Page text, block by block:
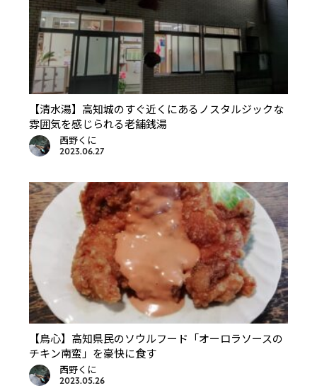
【清水湯】高知城のすぐ近くにあるノスタルジックな
雰囲気を感じられる老舗銭湯
西野くに
2023.06.27
【鳥心】高知県民のソウルフード「オーロラソースの
チキン南蛮」を豪快に食す
西野くに
2023.05.26